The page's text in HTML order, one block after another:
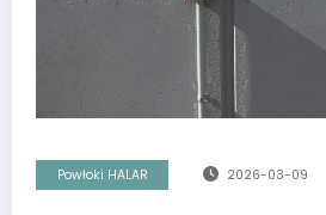
Powłoki HALAR 2026-03-09